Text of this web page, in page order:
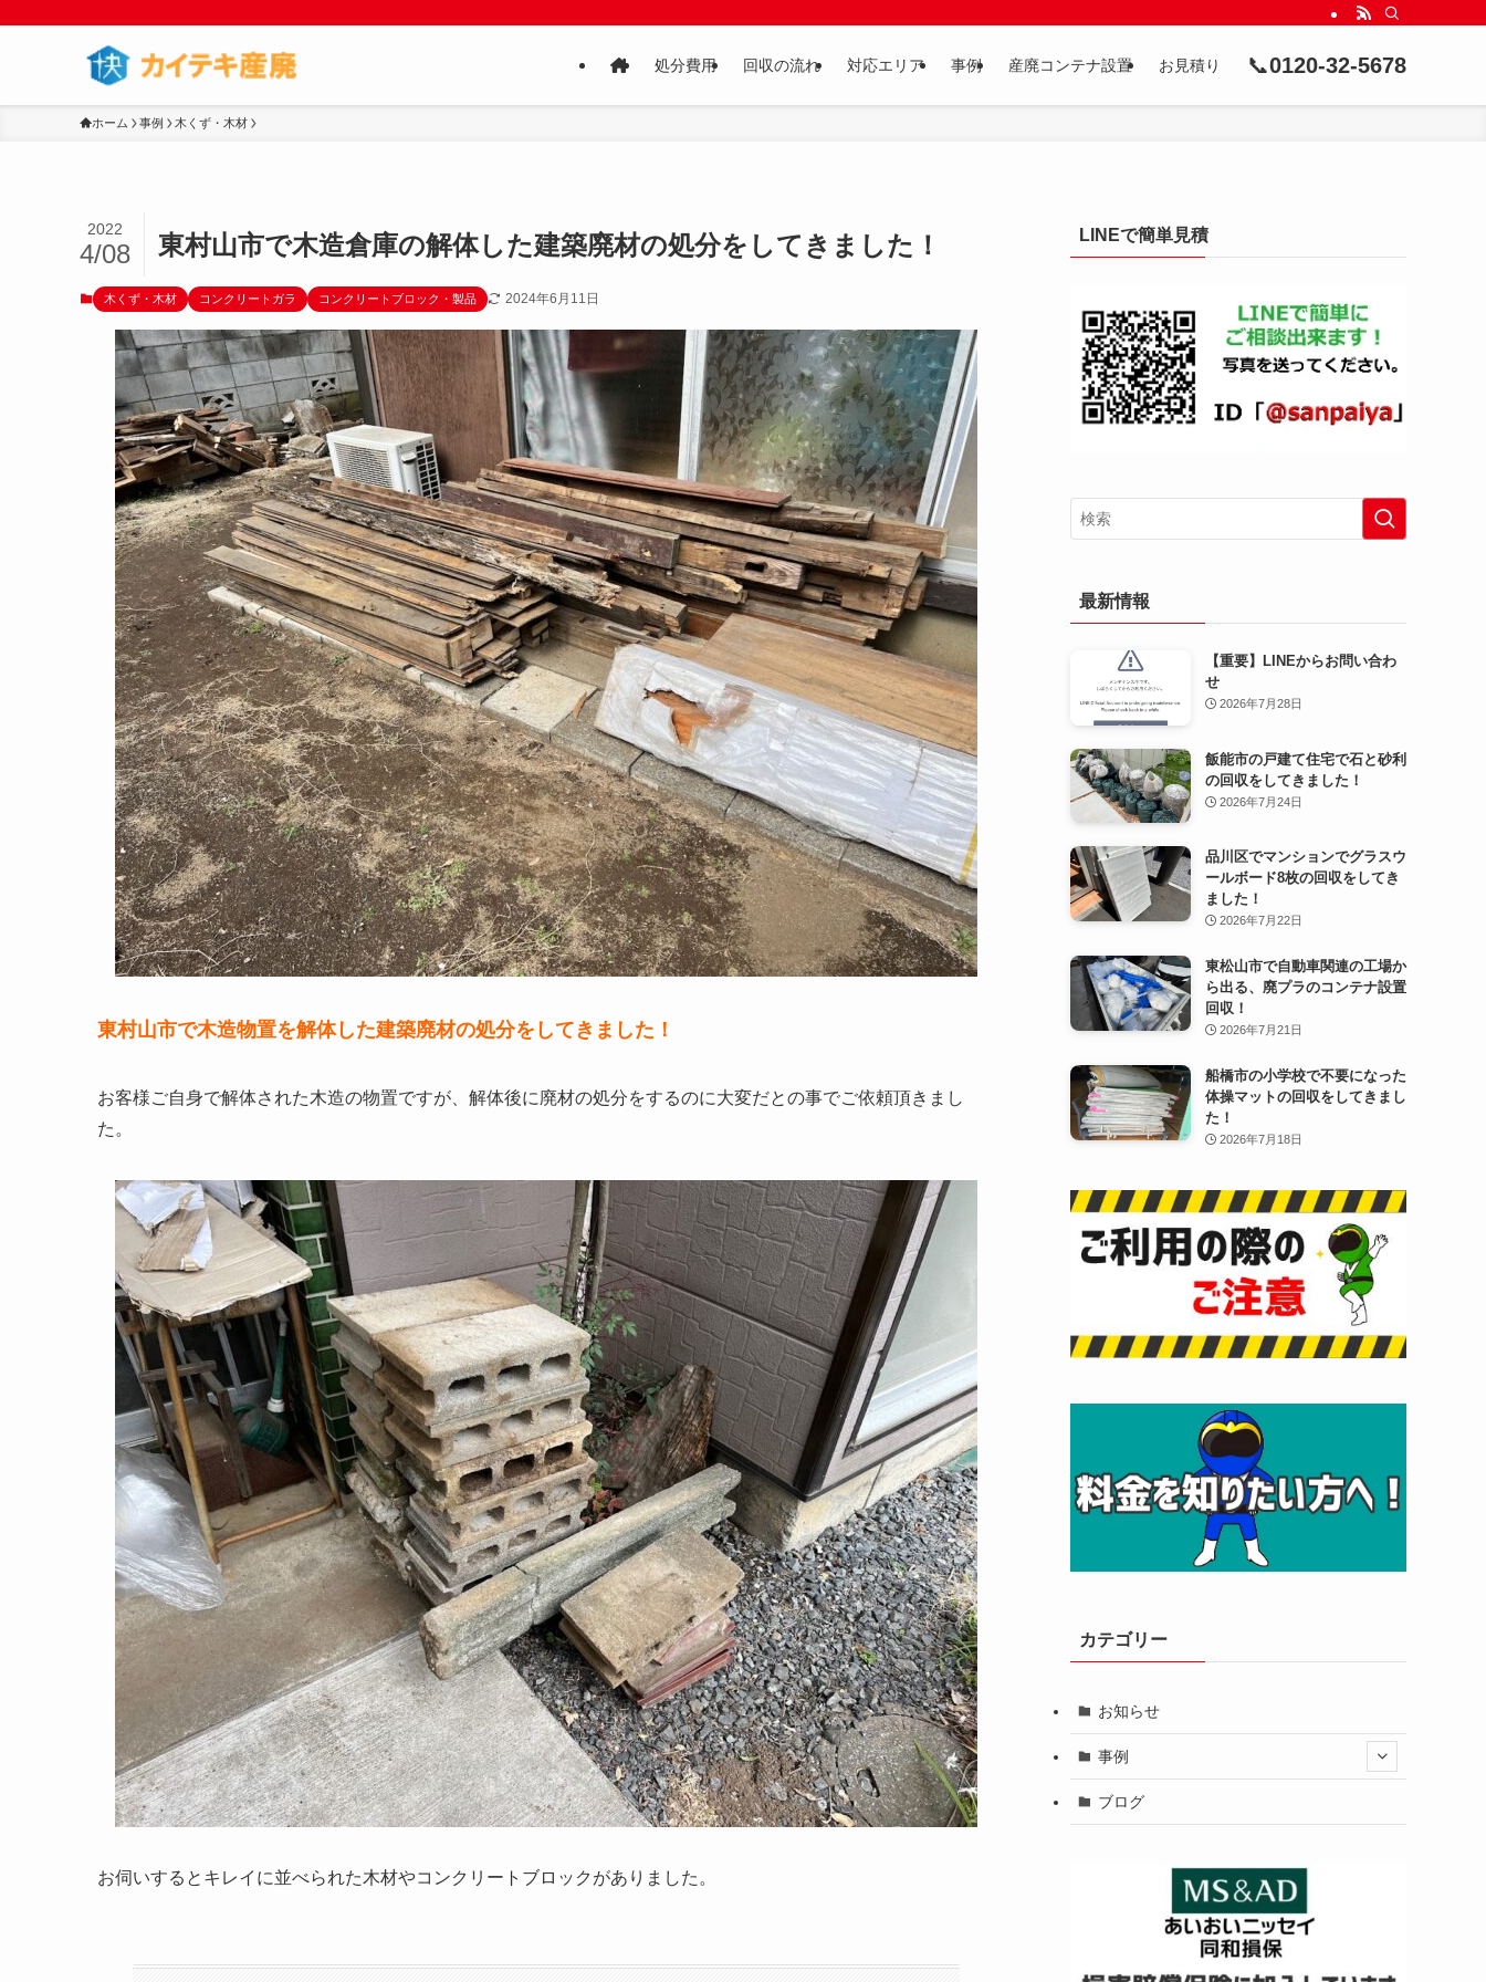
処分費用 回収の流れ 対応エリア 事例 産廃コンテナ設置 お見積り 📞0120-32-5678
ホーム 事例 木くず・木材
東村山市で木造倉庫の解体した建築廃材の処分をしてきました！
2022
4/08
木くず・木材 コンクリートガラ コンクリートブロック・製品 2024年6月11日
東村山市で木造物置を解体した建築廃材の処分をしてきました！
お客様ご自身で解体された木造の物置ですが、解体後に廃材の処分をするのに大変だとの事でご依頼頂きまし
た。
お伺いするとキレイに並べられた木材やコンクリートブロックがありました。
LINEで簡単見積
最新情報
【重要】LINEからお問い合わ
せ
2026年7月28日
飯能市の戸建て住宅で石と砂利
の回収をしてきました！
2026年7月24日
品川区でマンションでグラスウ
ールボード8枚の回収をしてき
ました！
2026年7月22日
東松山市で自動車関連の工場か
ら出る、廃プラのコンテナ設置
回収！
2026年7月21日
船橋市の小学校で不要になった
体操マットの回収をしてきまし
た！
2026年7月18日
カテゴリー
お知らせ
事例
ブログ